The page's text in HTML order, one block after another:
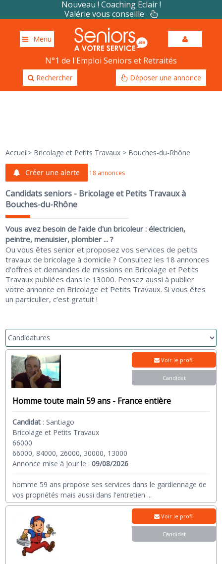
Nouveau ! Coaching Eclair !
Valérie vous conseille
Menu
N°1 de l'Emploi Seniors et Retraités
Rechercher Déposer une annonce
Accueil> Bricolage et Petits Travaux > Bouches-du-Rhône
Créer une alerte 18 annonces
Candidats seniors - Bricolage et Petits Travaux à
Bouches-du-Rhône
Vous avez besoin de l'aide d'un bricoleur : électricien,
peintre, menuisier, plombier ... ?
Ou vous êtes senior et proposez vos services de petits
travaux de bricolage à domicile ? Consultez les 18 annonces
d’offres et demandes de missions en Bricolage et Petits
Travaux publiées dans le 13000. Pensez aussi à publier
votre annonce en Bricolage et Petits Travaux. Si vous êtes
un particulier, c’est gratuit !
Homme toute main 59 ans - France entière
Candidat : Santiago
Bricolage et Petits Travaux
66000
66000, 84000, 26000, 30000, 13000
Annonce mise à jour le :09/08/2026
homme 59 ans propose ses services dans le gardiennage de
vos propriétés mais aussi dans l'entretien ...
Voir le profil
Candidat
Voir le profil
Candidat